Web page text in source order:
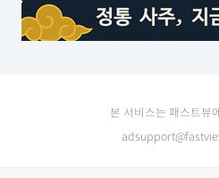
본 서비스는 패스트뷰